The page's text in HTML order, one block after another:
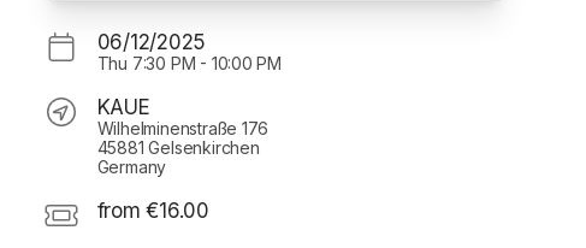
06/12/2025
Thu 7:30 PM - 10:00 PM
KAUE
Wilhelminenstraße 176
45881 Gelsenkirchen
Germany
from €16.00